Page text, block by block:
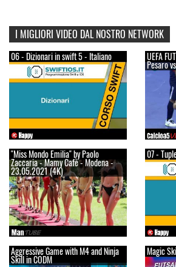
I MIGLIORI VIDEO DAL NOSTRO NETWORK
06 - Dizionari in swift 5 - Italiano UEFA
Pesaro
"Miss Mondo Emilia" by Paolo
Zaccaria - Mamy Cafè - Modena -
23.05.2021 (4K)
07 -
Aggressive Game with M4 and Ninja
Skill in CODM
Magic